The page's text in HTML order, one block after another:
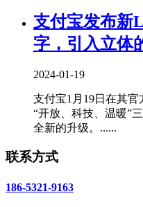
支付宝发布新
字，引入立体
2024-01-19
支付宝1月19日在其
“开放、科技、温暖”
全新的升级。......
联系方式
186-5321-9163